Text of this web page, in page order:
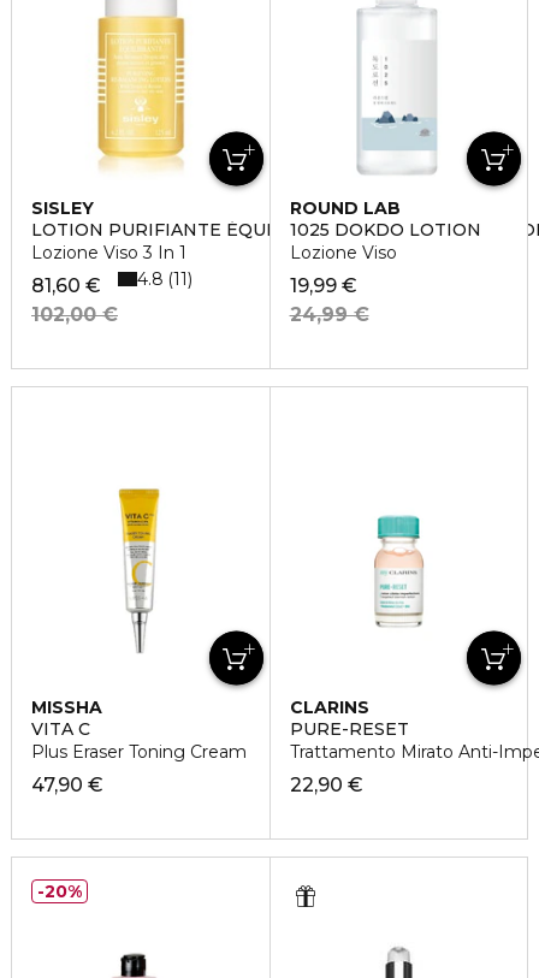
SISLEY
LOTION PURIFIANTE ÉQUILIBRANTE AUX RÉSINES
Lozione Viso 3 In 1
81,60 €
102,00 €
4.8 11
ROUND LAB
1025 DOKDO LOTION
Lozione Viso
19,99 €
24,99 €
MISSHA
VITA C
Plus Eraser Toning Cream
47,90 €
CLARINS
PURE-RESET
Trattamento Mirato Anti-
22,90 €
20%